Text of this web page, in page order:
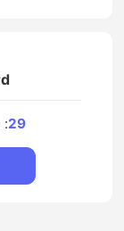
:29